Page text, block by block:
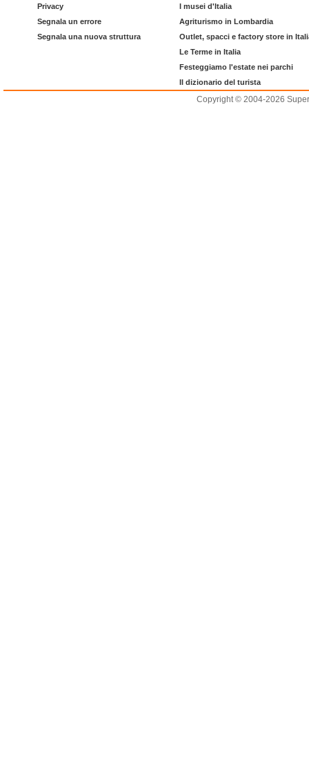
Privacy
Segnala un errore
Segnala una nuova struttura
I musei d'Italia
Agriturismo in Lombardia
Outlet, spacci e factory store in
Le Terme in Italia
Festeggiamo l'estate nei parchi
Il dizionario del turista
Copyright © 2004-2026